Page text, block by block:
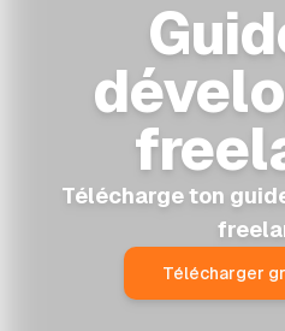
Télécharge ton
Télécharger